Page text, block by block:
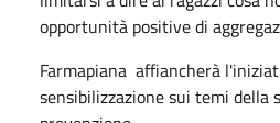
opportunità positive di
Farmapiana affiancherà
sensibilizzazione sui temi della